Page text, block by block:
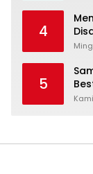
4
5